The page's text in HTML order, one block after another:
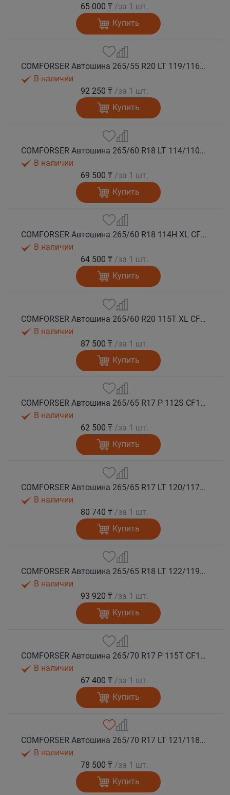
65 000 ₸ /за 1 шт.
Купить
COMFORSER Автошина 265/55 R20 LT 119/116R CF1100 10PR RWL лето
В наличии
92 250 ₸ /за 1 шт.
Купить
COMFORSER Автошина 265/60 R18 LT 114/110S CF1100 8PR RWL лето
В наличии
69 500 ₸ /за 1 шт.
Купить
COMFORSER Автошина 265/60 R18 114H XL CF1100 RWL лето
В наличии
64 500 ₸ /за 1 шт.
Купить
COMFORSER Автошина 265/60 R20 115T XL CF1100 RWL лето
В наличии
87 500 ₸ /за 1 шт.
Купить
COMFORSER Автошина 265/65 R17 P 112S CF1100 RWL лето
В наличии
62 500 ₸ /за 1 шт.
Купить
COMFORSER Автошина 265/65 R17 LT 120/117S CF1100 10PR RWL лето
В наличии
80 740 ₸ /за 1 шт.
Купить
COMFORSER Автошина 265/65 R18 LT 122/119S CF1100 10PR RWL лето
В наличии
93 920 ₸ /за 1 шт.
Купить
COMFORSER Автошина 265/70 R17 P 115T CF1100 RWL лето
В наличии
67 400 ₸ /за 1 шт.
Купить
COMFORSER Автошина 265/70 R17 LT 121/118R CF1100 10PR RWL лето
В наличии
78 500 ₸ /за 1 шт.
Купить